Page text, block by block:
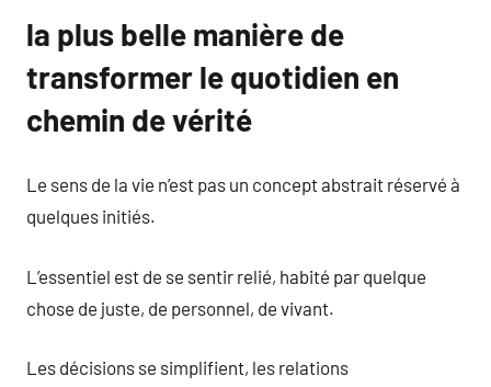
la plus belle manière de
transformer le quotidien en
chemin de vérité
Le sens de la vie n’est pas un concept abstrait réservé à
quelques initiés.
L’essentiel est de se sentir relié, habité par quelque
chose de juste, de personnel, de vivant.
Les décisions se simplifient, les relations